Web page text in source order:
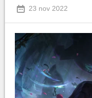
23 nov 2022